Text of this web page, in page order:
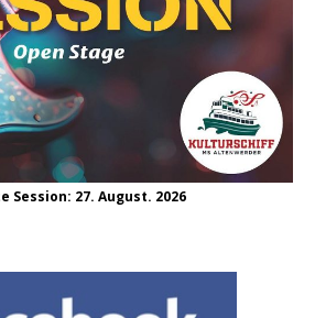
Session: 27. August. 2026